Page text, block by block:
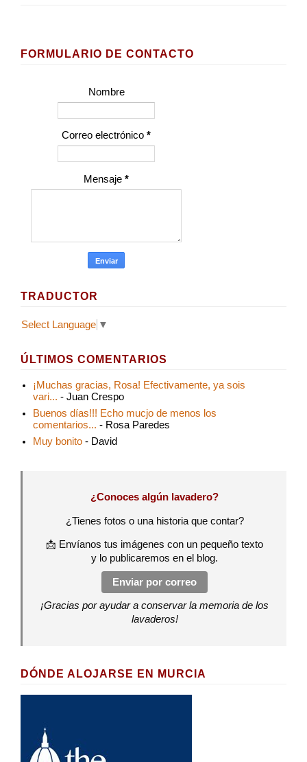
FORMULARIO DE CONTACTO
Nombre
Correo electrónico *
Mensaje *
TRADUCTOR
Select Language ▼
ÚLTIMOS COMENTARIOS
¡Muchas gracias, Rosa! Efectivamente, ya sois
vari... - Juan Crespo
Buenos días!!! Echo mucjo de menos los
comentarios... - Rosa Paredes
Muy bonito - David
¿Conoces algún lavadero?
¿Tienes fotos o una historia que contar?
📩 Envíanos tus imágenes con un pequeño texto
y lo publicaremos en el blog.
Enviar por correo
¡Gracias por ayudar a conservar la memoria de los
lavaderos!
DÓNDE ALOJARSE EN MURCIA